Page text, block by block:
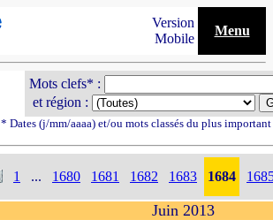
Version
Mobile
Menu
Mots clefs* :
et région :
* Dates (j/mm/aaaa) et/ou mots classés du plus
1 ... 1680 1681 1682 1683 1684
Juin 2013